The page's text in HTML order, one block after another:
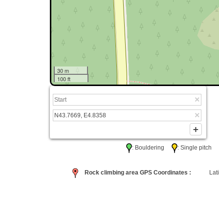
30 m
100 ft
: Bouldering : Single pitch
Rock climbing area GPS Coordinates :